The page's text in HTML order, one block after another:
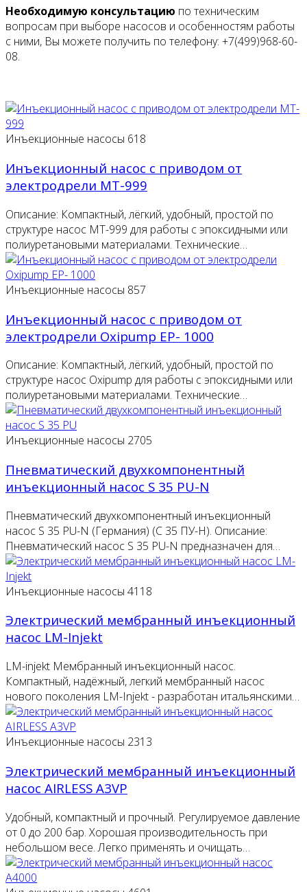
Необходимую консультацию по техническим
вопросам при выборе насосов и особенностям работы
с ними, Вы можете получить по телефону: +7(499)968-60-
08.
Инъекционные насосы 618
Инъекционный насос с приводом от
электродрели MT-999
Описание: Компактный, лёгкий, удобный, простой по
структуре насос MT-999 для работы с эпоксидными или
полиуретановыми материалами. Технические…
Инъекционные насосы 857
Инъекционный насос с приводом от
электродрели Oxipump EP- 1000
Описание: Компактный, лёгкий, удобный, простой по
структуре насос Oxipump для работы с эпоксидными или
полиуретановыми материалами. Технические…
Инъекционные насосы 2705
Пневматический двухкомпонентный
инъекционный насос S 35 PU-N
Пневматический двухкомпонентный инъекционный
насос S 35 PU-N (Германия) (C 35 ПУ-Н). Описание:
Пневматический насос S 35 PU-N предназначен для…
Инъекционные насосы 4118
Электрический мембранный инъекционный
насос LM-Injekt
LM-injekt Мембранный инъекционный насос.
Компактный, надёжный, легкий мембранный насос
нового поколения LM-Injekt - разработан итальянскими…
Инъекционные насосы 2313
Электрический мембранный инъекционный
насос AIRLESS A3VP
Удобный, компактный и прочный. Регулируемое давление
от 0 до 200 бар. Хорошая производительность при
небольшом весе. Легко применять и очищать…